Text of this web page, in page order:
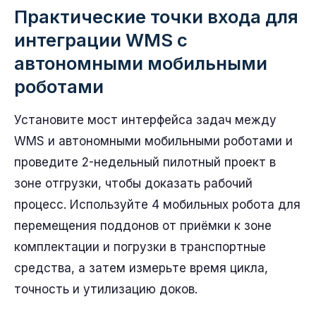
Практические точки входа для
интеграции WMS с
автономными мобильными
роботами
Установите мост интерфейса задач между
WMS и автономными мобильными роботами и
проведите 2-недельный пилотный проект в
зоне отгрузки, чтобы доказать рабочий
процесс. Используйте 4 мобильных робота для
перемещения поддонов от приёмки к зоне
комплектации и погрузки в транспортные
средства, а затем измерьте время цикла,
точность и утилизацию доков.